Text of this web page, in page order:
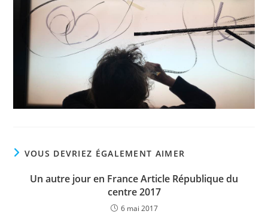
VOUS DEVRIEZ ÉGALEMENT AIMER
Un autre jour en France Article République du
centre 2017
6 mai 2017